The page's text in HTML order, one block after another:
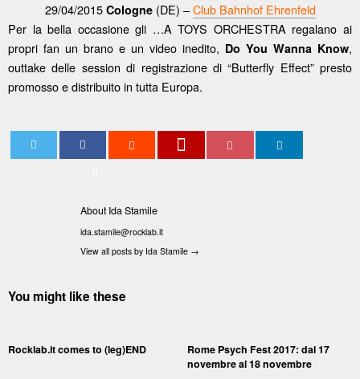
29/04/2015 Cologne(DE) –Club Bahnhof Ehrenfeld
Per la bella occasione gli …A TOYS ORCHESTRA regalano ai
propri fan un brano e un video inedito, Do You Wanna Know,
outtake delle session di registrazione di “Butterfly Effect” presto
promosso e distribuito in tutta Europa.
About Ida Stamile
ida.stamile@rocklab.it
View all posts by Ida Stamile →
You might like these
Rocklab.it comes to (leg)END
Rome Psych Fest 2017: dal 17
novembre al 18 novembre